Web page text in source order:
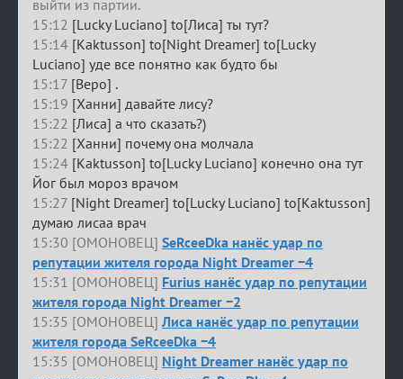
выйти из партии.
15:12 [Lucky Luciano] to[Лиса] ты тут?
15:14 [Kaktusson] to[Night Dreamer] to[Lucky
Luciano] уде все понятно как будто бы
15:17 [Веро] .
15:19 [Ханни] давайте лису?
15:22 [Лиса] а что сказать?)
15:22 [Ханни] почему она молчала
15:24 [Kaktusson] to[Lucky Luciano] конечно она тут
Йог был мороз врачом
15:27 [Night Dreamer] to[Lucky Luciano] to[Kaktusson]
думаю лисаа врач
15:30 [ОМОНОВЕЦ] SeRceeDka нанёс удар по
репутации жителя города Night Dreamer −4
15:31 [ОМОНОВЕЦ] Furius нанёс удар по репутации
жителя города Night Dreamer −2
15:35 [ОМОНОВЕЦ] Лиса нанёс удар по репутации
жителя города SeRceeDka −4
15:35 [ОМОНОВЕЦ] Night Dreamer нанёс удар по